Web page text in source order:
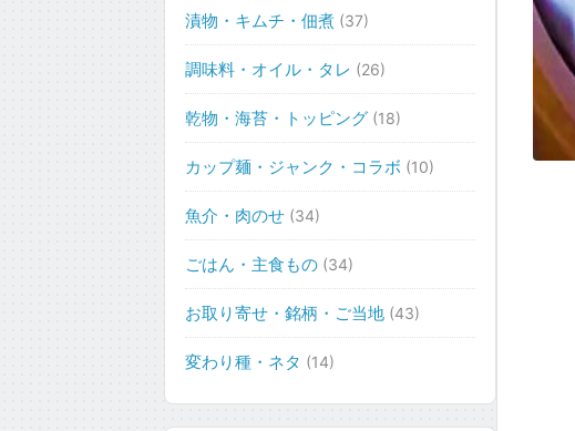
漬物・キムチ・佃煮 (37)
調味料・オイル・タレ (26)
乾物・海苔・トッピング (18)
カップ麺・ジャンク・コラボ (10)
魚介・肉のせ (34)
ごはん・主食もの (34)
お取り寄せ・銘柄・ご当地 (43)
変わり種・ネタ (14)